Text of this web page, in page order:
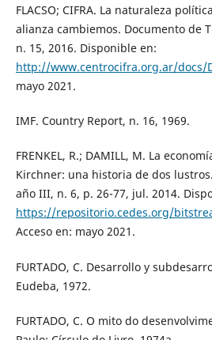
FLACSO; CIFRA. La naturaleza
alianza cambiemos. Documento de
n. 15, 2016. Disponible en:
http://www.centrocifra.org.ar/docs/
mayo 2021.
IMF. Country Report, n. 16, 1969.
FRENKEL, R.; DAMILL, M. La
Kirchner: una historia de dos
año III, n. 6, p. 26-77, jul. 2014.
https://repositorio.cedes.org/
Acceso en: mayo 2021.
FURTADO, C. Desarrollo y
Eudeba, 1972.
FURTADO, C. O mito do